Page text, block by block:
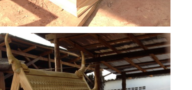
NEW NEW NEW NEW NEW NEW